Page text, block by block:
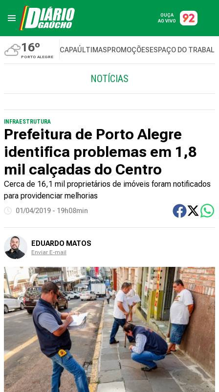
OUÇA
AO VIVO
16º
PORTO ALEGRE
CAPAÚLTIMASPROMOÇÕESESPAÇO DO
NOTÍCIAS
INFRAESTRUTURA
Prefeitura de Porto Alegre
identifica problemas em 1,8
mil calçadas do Centro
Cerca de 16,1 mil proprietários de imóveis foram notificados
para providenciar melhorias
01/04/2019 - 19h08min
EDUARDO MATOS
Enviar E-mail